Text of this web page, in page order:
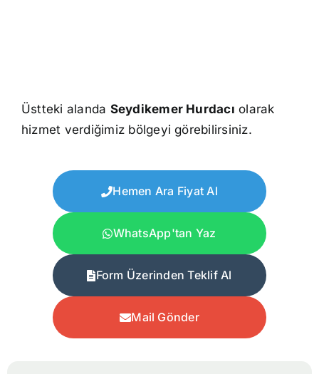
Üstteki alanda Seydikemer Hurdacı olarak
hizmet verdiğimiz bölgeyi görebilirsiniz.
Hemen Ara Fiyat Al
WhatsApp'tan Yaz
Form Üzerinden Teklif Al
Mail Gönder